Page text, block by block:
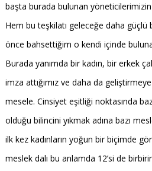
başta burada bulunan
Hem bu teşkilatı geleceğe daha güçlü
önce bahsettiğim o kendi içinde
Burada yanımda bir kadın, bir erkek
imza attığımız ve daha da
mesele. Cinsiyet eşitliği noktasında
olduğu bilincini yıkmak adına bazı
ilk kez kadınların yoğun bir biçimde
meslek dalı bu anlamda 12’si de